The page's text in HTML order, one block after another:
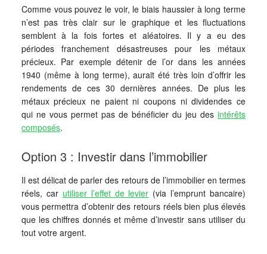
Comme vous pouvez le voir, le biais haussier à long terme
n’est pas très clair sur le graphique et les fluctuations
semblent à la fois fortes et aléatoires. Il y a eu des
périodes franchement désastreuses pour les métaux
précieux. Par exemple détenir de l’or dans les années
1940 (même à long terme), aurait été très loin d’offrir les
rendements de ces 30 dernières années. De plus les
métaux précieux ne paient ni coupons ni dividendes ce
qui ne vous permet pas de bénéficier du jeu desintérêts
composés.
Option 3 : Investir dans l’immobilier
Il est délicat de parler des retours de l’immobilier en termes
réels, car utiliser l’effet de levier (via l’emprunt bancaire)
vous permettra d’obtenir des retours réels bien plus élevés
que les chiffres donnés et même d’investir sans utiliser du
tout votre argent.